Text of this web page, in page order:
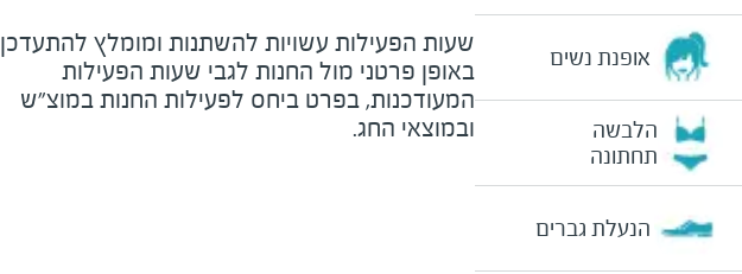
אופנת נשים
הלבשה
תחתונה
הנעלת גברים
שעות הפעילות עשויות להשתנות ומומלץ להתעדכן
באופן פרטני מול החנות לגבי שעות הפעילות
המעודכנות, בפרט ביחס לפעילות החנות במוצ"ש
ובמוצאי החג.